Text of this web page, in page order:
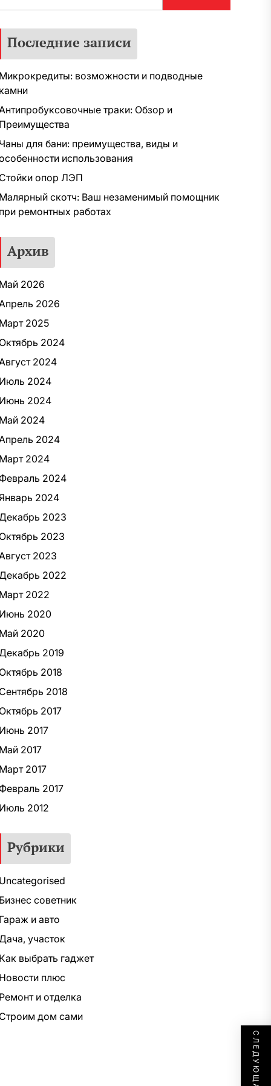
Последние записи
Микрокредиты: возможности и подводные
камни
траки: Обзор и
Преимущества
Чаны для бани: преимущества, виды и
использования
Стойки опор ЛЭП
Малярный скотч: Ваш незаменимый помощник
при ремонтных работах
Архив
Май 2026
2026
Март 2025
Октябрь 2024
2024
Июль 2024
Июнь 2024
Май 2024
2024
Март 2024
Февраль 2024
2024
2023
Октябрь 2023
2023
2022
Март 2022
Июнь 2020
Май 2020
2019
Октябрь 2018
Сентябрь 2018
Октябрь 2017
Июнь 2017
Май 2017
Март 2017
Февраль 2017
Июль 2012
Рубрики
Uncategorised
Бизнес советник
Гараж и авто
участок
Как выбрать гаджет
Новости плюс
Ремонт и отделка
Строим дом сами